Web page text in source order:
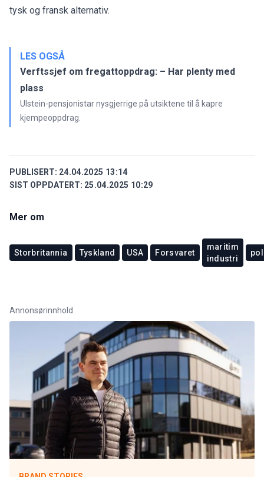
tysk og fransk alternativ.
LES OGSÅ
Verftssjef om fregattoppdrag: – Har plenty med
plass
Ulstein-pensjonistar nysgjerrige på utsiktene til å kapre
kjempeoppdrag.
PUBLISERT: 24.04.2025 13:14
SIST OPPDATERT: 25.04.2025 10:29
Mer om
Storbritannia Tyskland USA Forsvaret
maritim
industri
Annonsørinnhold